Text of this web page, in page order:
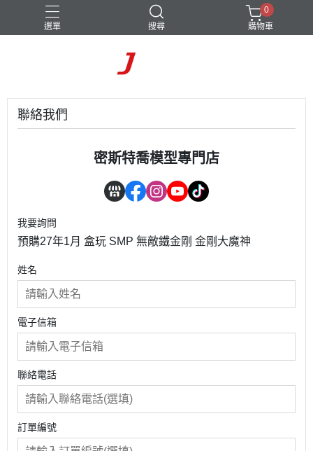
選單 搜尋
0
購物車
聯絡我們
密斯特喬模型專門店
我要詢問
預購27年1月 盒玩 SMP 無敵鐵金剛 金剛大魔神
姓名
電子信箱
聯絡電話
訂單編號